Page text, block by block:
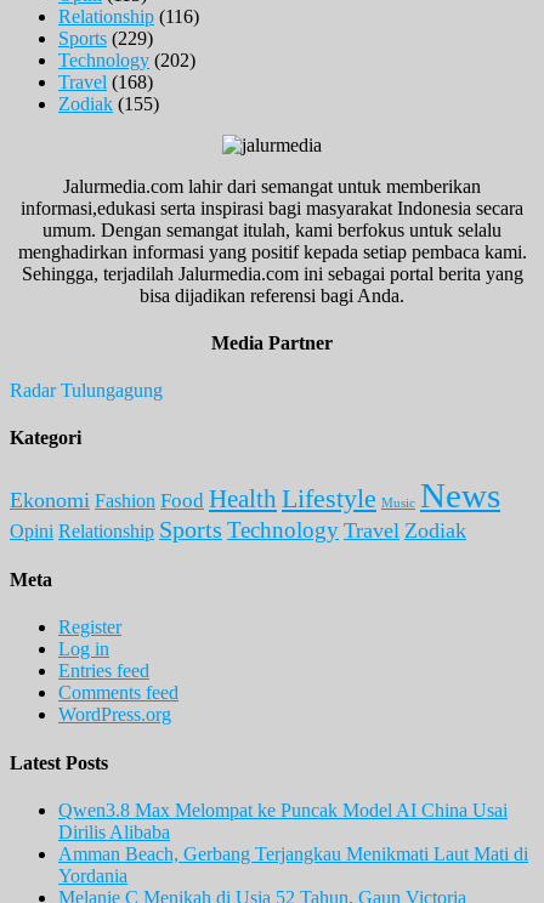
Relationship (116)
Sports (229)
Technology (202)
Travel (168)
Zodiak (155)
Jalurmedia.com lahir dari semangat untuk memberikan
informasi,edukasi serta inspirasi bagi masyarakat Indonesia secara
umum. Dengan semangat itulah, kami berfokus untuk selalu
menghadirkan informasi yang positif kepada setiap pembaca kami.
Sehingga, terjadilah Jalurmedia.com ini sebagai portal berita yang
bisa dijadikan referensi bagi Anda.
Media Partner
Radar Tulungagung
Kategori
Ekonomi Fashion Food Health Lifestyle Music News
Opini Relationship Sports Technology Travel Zodiak
Meta
Register
Log in
Entries feed
Comments feed
WordPress.org
Latest Posts
Qwen3.8 Max Melompat ke Puncak Model AI China Usai
Dirilis Alibaba
Amman Beach, Gerbang Terjangkau Menikmati Laut Mati di
Yordania
Melanie C Menikah di Usia 52 Tahun, Gaun Victoria